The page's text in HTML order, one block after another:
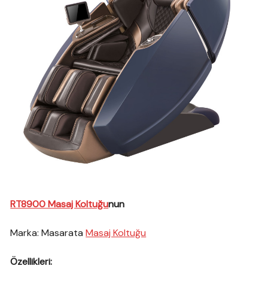
RT8900 Masaj Koltuğunun
Marka: MasarataMasaj Koltuğu
Özellikleri: